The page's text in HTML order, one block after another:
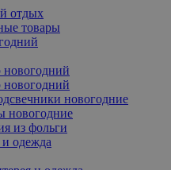
отдых
товары
новогодний
новогодний
новогодние
новогодние
из фольги
и одежда